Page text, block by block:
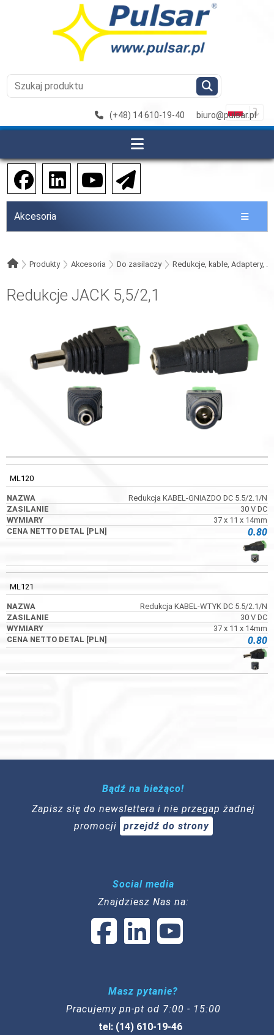
(+48) 14 610-19-40 biuro@pulsar.pl
Akcesoria
Produkty Akcesoria Do zasilaczy Redukcje, kable, Adaptery, ...
Redukcje JACK 5,5/2,1
ML120
Redukcja KABEL-GNIAZDO DC 5.5/2.1/N
30 V DC
37 x 11 x 14mm
0.80
ML121
Redukcja KABEL-WTYK DC 5.5/2.1/N
30 V DC
37 x 11 x 14mm
0.80
Bądź na bieżąco!
Zapisz się do newslettera i nie przegap żadnej
promocji
przejdź do strony
Social media
Znajdziesz Nas na:
Masz pytanie?
Pracujemy pn-pt od 7:00 - 15:00
tel: (14) 610-19-46